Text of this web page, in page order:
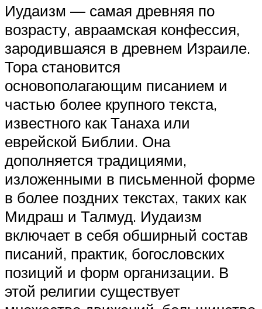
Иудаизм — самая древняя по
возрасту, авраамская конфессия,
зародившаяся в древнем Израиле.
Тора становится
основополагающим писанием и
частью более крупного текста,
известного как Танаха или
еврейской Библии. Она
дополняется традициями,
изложенными в письменной форме
в более поздних текстах, таких как
Мидраш и Талмуд. Иудаизм
включает в себя обширный состав
писаний, практик, богословских
позиций и форм организации. В
этой религии существует